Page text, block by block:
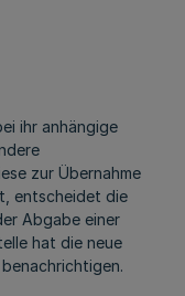
ihr anhängige
zur Übernahme
entscheidet die
Abgabe einer
hat die neue